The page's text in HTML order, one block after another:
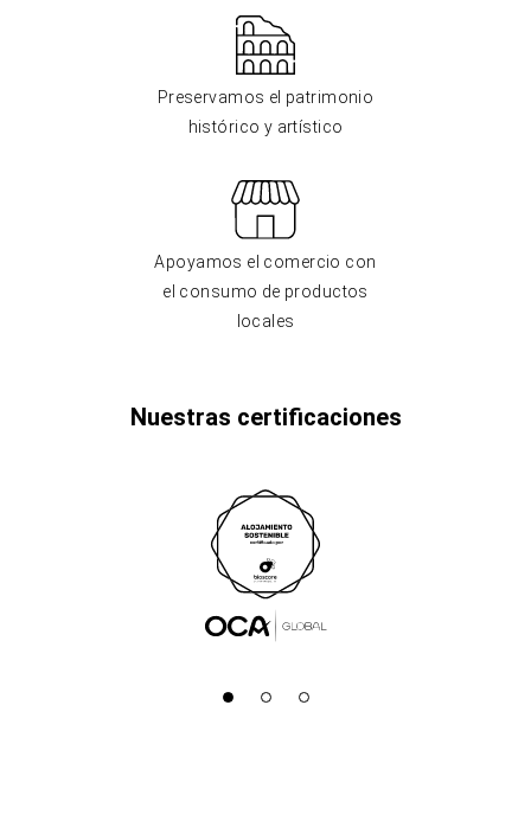
Preservamos el patrimonio
histórico y artístico
Apoyamos el comercio con
el consumo de productos
locales
Nuestras certificaciones